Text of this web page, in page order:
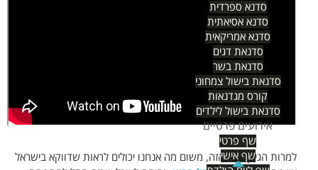
סדנא ספרדית
סדנא אסיאתית
סדנא אמריקאית
סדנאת דגים
סדנאת בשר
סדנאת בישול צמחוני
קורס מגדנאות
סדנאת בישול לילדים
אירועים פרטיים
שף פרטי
שף אישי
למרות הגיוון הרב הזה, משום מה אנחנו יכולים לראות שדווקא בישראל